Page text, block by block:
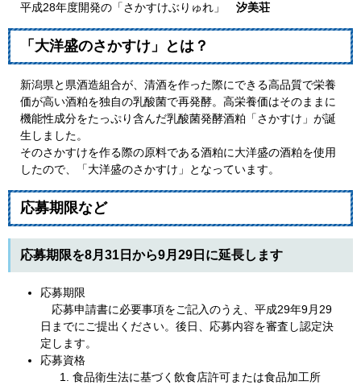
平成28年度開発の「さかすけぶりゅれ」 汐美荘
「大洋盛のさかすけ」とは？
新潟県と県酒造組合が、清酒を作った際にできる高品質で栄養
価が高い酒粕を独自の乳酸菌で再発酵。高栄養価はそのままに
機能性成分をたっぷり含んだ乳酸菌発酵酒粕「さかすけ」が誕
生しました。
そのさかすけを作る際の原料である酒粕に大洋盛の酒粕を使用
したので、「大洋盛のさかすけ」となっています。
応募期限など
応募期限を8月31日から9月29日に延長します
応募期限
応募申請書に必要事項をご記入のうえ、平成29年9月29
日までにご提出ください。後日、応募内容を審査し認定決
定します。
応募資格
食品衛生法に基づく飲食店許可または食品加工所